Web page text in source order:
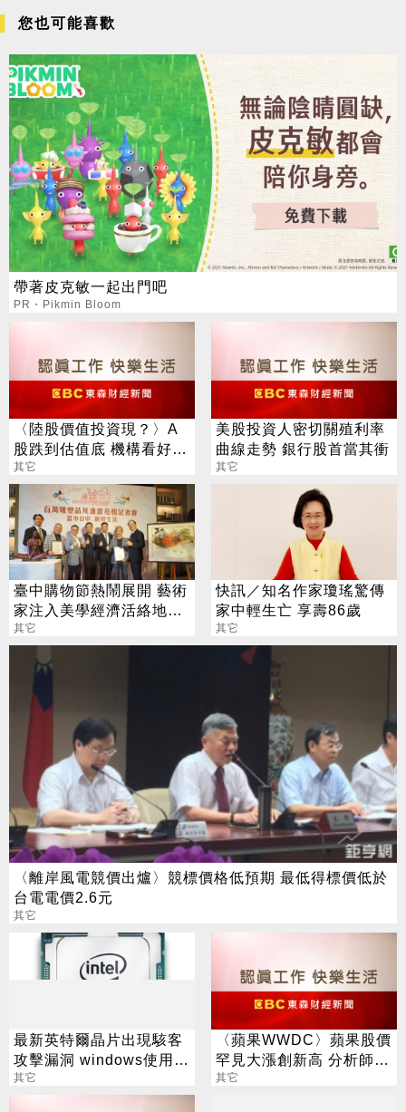
您也可能喜歡
帶著皮克敏一起出門吧
PR・Pikmin Bloom
〈陸股價值投資現？〉A
股跌到估值底 機構看好優
質股持有一年正報酬機率
上看75%
其它
美股投資人密切關殖利率
曲線走勢 銀行股首當其衝
其它
臺中購物節熱鬧展開 藝術
家注入美學經濟活絡地方
商機
其它
快訊／知名作家瓊瑤驚傳
家中輕生亡 享壽86歲
其它
〈離岸風電競價出爐〉競標價格低預期 最低得標價低於
台電電價2.6元
其它
最新英特爾晶片出現駭客
攻擊漏洞 windows使用者
首先遭殃
其它
〈蘋果WWDC〉蘋果股價
罕見大漲創新高 分析師：
應是炒短線 WWDC後會
其它